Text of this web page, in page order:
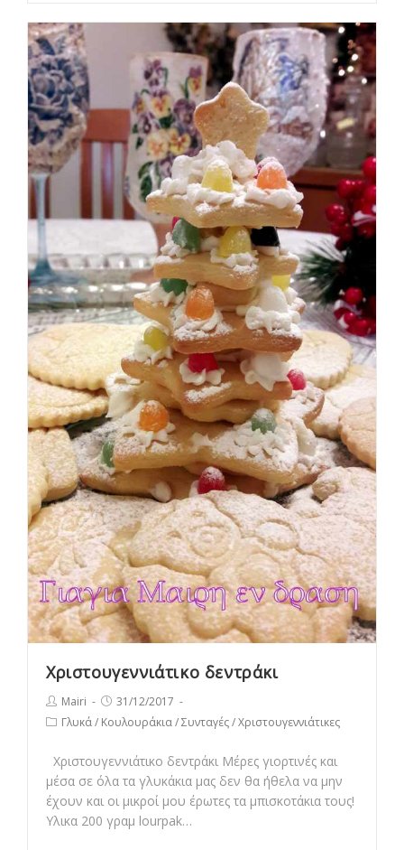
Χριστουγεννιάτικο δεντράκι
Post
author:
Mairi
Post
published:
31/12/2017
PostΓλυκά/ Κουλουράκια/Συνταγές/Χριστουγεννιάτικες
Χριστουγεννιάτικο δεντράκι Μέρες γιορτινές και
μέσα σε όλα τα γλυκάκια μας δεν θα ήθελα να μην
έχουν και οι μικροί μου έρωτες τα μπισκοτάκια τους!
Υλικα 200 γραμ lourpak…